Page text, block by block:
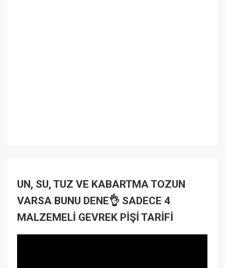
UN, SU, TUZ VE KABARTMA TOZUN
VARSA BUNU DENE👌 SADECE 4
MALZEMELİ GEVREK PİŞİ TARİFİ